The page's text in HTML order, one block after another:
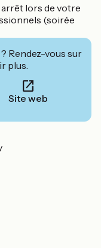
arrêt lors de votre
(soirée
Rendez-vous sur
plus.
Site web